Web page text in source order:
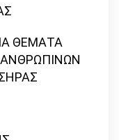
ΘΕΜΑΤΑ
ΑΝΘΡΩΠΙΝΩΝ